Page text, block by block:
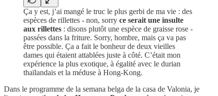
Ça y est, j’ai mangé le truc le plus gerbi de ma vie : des
espèces de rillettes - non, sorry ce serait une insulte
aux rillettes : disons plutôt une espèce de graisse rose -
passées dans la friture. Sorry, hombre, mais ça va pas
être possible. Ça a fait le bonheur de deux vieilles
dames qui étaient attablées juste à côté. C’était mon
expérience la plus exotique, à égalité avec le durian
thaïlandais et la méduse à Hong-Kong.
Dans le programme de la semana belga de la casa de Valonia, je